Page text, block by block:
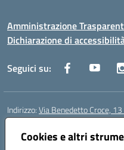
Cookies e altri
Amministrazione
Dichiarazione di
Seguici su:
Indirizzo:Via Benedetto Croce,
Centralino:
Posta elettronica certificata